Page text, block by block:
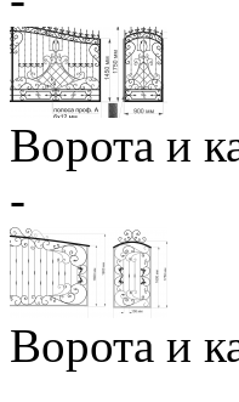
Ворота и
-
Ворота и